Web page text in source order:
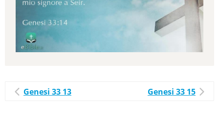
Genesi 33 13 Genesi 33 15